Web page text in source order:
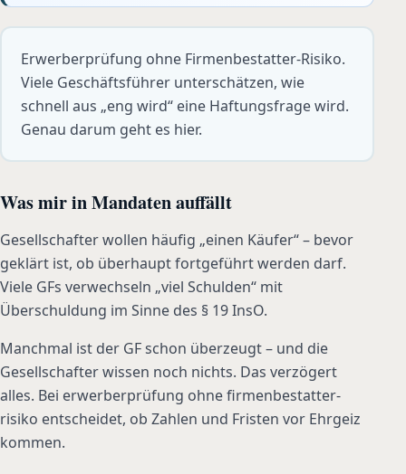
Erwerberprüfung ohne Firmenbestatter-Risiko.
Viele Geschäftsführer unterschätzen, wie
schnell aus „eng wird“ eine Haftungsfrage wird.
Genau darum geht es hier.
Was mir in Mandaten auffällt
Gesellschafter wollen häufig „einen Käufer“ – bevor
geklärt ist, ob überhaupt fortgeführt werden darf.
Viele GFs verwechseln „viel Schulden“ mit
Überschuldung im Sinne des § 19 InsO.
Manchmal ist der GF schon überzeugt – und die
Gesellschafter wissen noch nichts. Das verzögert
alles. Bei erwerberprüfung ohne firmenbestatter-
risiko entscheidet, ob Zahlen und Fristen vor Ehrgeiz
kommen.